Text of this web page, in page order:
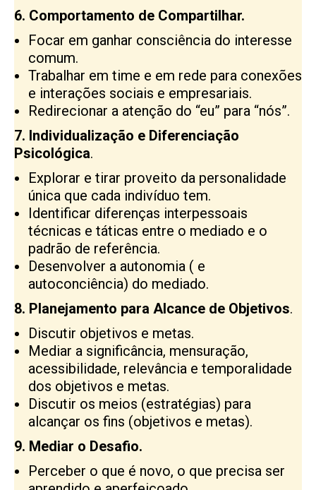
6. Comportamento de Compartilhar.
Focar em ganhar consciência do interesse
comum.
Trabalhar em time e em rede para conexões
e interações sociais e empresariais.
Redirecionar a atenção do “eu” para “nós”.
7. Individualização e Diferenciação
Psicológica.
Explorar e tirar proveito da personalidade
única que cada indivíduo tem.
Identificar diferenças interpessoais
técnicas e táticas entre o mediado e o
padrão de referência.
Desenvolver a autonomia ( e
autoconciência) do mediado.
8. Planejamento para Alcance de Objetivos.
Discutir objetivos e metas.
Mediar a significância, mensuração,
acessibilidade, relevância e temporalidade
dos objetivos e metas.
Discutir os meios (estratégias) para
alcançar os fins (objetivos e metas).
9. Mediar o Desafio.
Perceber o que é novo, o que precisa ser